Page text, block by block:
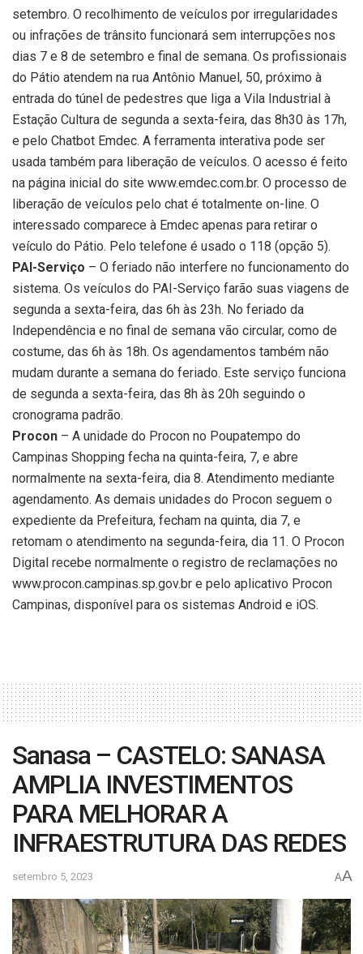
setembro. O recolhimento de veículos por irregularidades
ou infrações de trânsito funcionará sem interrupções nos
dias 7 e 8 de setembro e final de semana. Os profissionais
do Pátio atendem na rua Antônio Manuel, 50, próximo à
entrada do túnel de pedestres que liga a Vila Industrial à
Estação Cultura de segunda a sexta-feira, das 8h30 às 17h,
e pelo Chatbot Emdec. A ferramenta interativa pode ser
usada também para liberação de veículos. O acesso é feito
na página inicial do site www.emdec.com.br. O processo de
liberação de veículos pelo chat é totalmente on-line. O
interessado comparece à Emdec apenas para retirar o
veículo do Pátio. Pelo telefone é usado o 118 (opção 5).
PAI-Serviço – O feriado não interfere no funcionamento do
sistema. Os veículos do PAI-Serviço farão suas viagens de
segunda a sexta-feira, das 6h às 23h. No feriado da
Independência e no final de semana vão circular, como de
costume, das 6h às 18h. Os agendamentos também não
mudam durante a semana do feriado. Este serviço funciona
de segunda a sexta-feira, das 8h às 20h seguindo o
cronograma padrão.
Procon – A unidade do Procon no Poupatempo do
Campinas Shopping fecha na quinta-feira, 7, e abre
normalmente na sexta-feira, dia 8. Atendimento mediante
agendamento. As demais unidades do Procon seguem o
expediente da Prefeitura, fecham na quinta, dia 7, e
retomam o atendimento na segunda-feira, dia 11. O Procon
Digital recebe normalmente o registro de reclamações no
www.procon.campinas.sp.gov.br e pelo aplicativo Procon
Campinas, disponível para os sistemas Android e iOS.
Sanasa – CASTELO: SANASA
AMPLIA INVESTIMENTOS
PARA MELHORAR A
INFRAESTRUTURA DAS REDES
setembro 5, 2023 AA